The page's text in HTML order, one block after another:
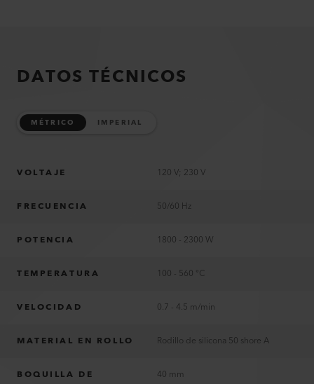
DATOS TÉCNICOS
MÉTRICO IMPERIAL
VOLTAJE 120 V; 230 V
FRECUENCIA 50/60 Hz
POTENCIA 1800 - 2300 W
TEMPERATURA 100 - 560 °C
VELOCIDAD 0.7 - 4.5 m/min
MATERIAL EN ROLLO Rodillo de silicona 50 shore A
BOQUILLA DE
40 mm